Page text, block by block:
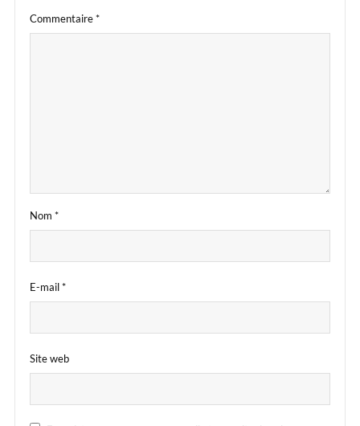
Commentaire*
Nom *
E-mail*
Site web